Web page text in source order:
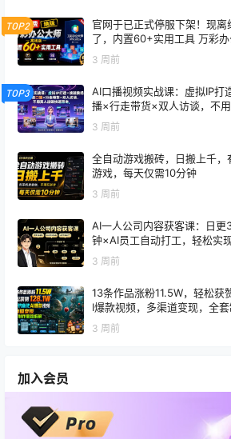
TOP2
官网于已正式停服下架！现离
了，内置60+实用工具 万彩
3 周前
TOP3
AI口播视频实战课：虚拟IP打
播×行走带货×双人访谈，不
3 周前
全自动游戏搬砖，日搬上千
游戏，每天仅需10分钟
3 周前
AI一人公司内容获客课：日
钟×AI员工自动打工，轻松实
3 周前
13条作品涨粉11.5W，轻松获
I爆款视频，多渠道变现，全
3 周前
加入会员